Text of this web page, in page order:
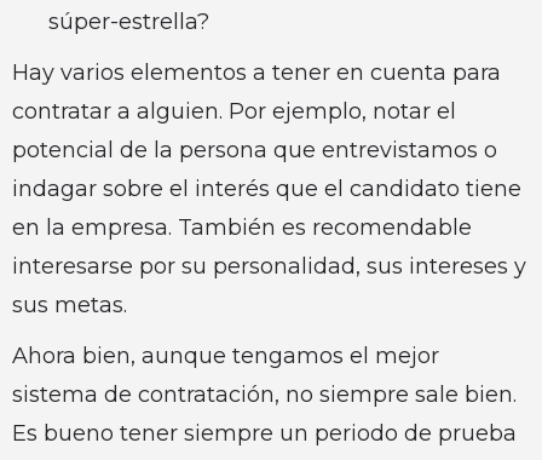
súper-estrella?
Hay varios elementos a tener en cuenta para
contratar a alguien. Por ejemplo, notar el
potencial de la persona que entrevistamos o
indagar sobre el interés que el candidato tiene
en la empresa. También es recomendable
interesarse por su personalidad, sus intereses y
sus metas.
Ahora bien, aunque tengamos el mejor
sistema de contratación, no siempre sale bien.
Es bueno tener siempre un periodo de prueba